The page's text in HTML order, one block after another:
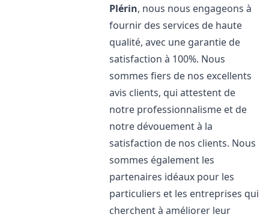
Plérin, nous nous engageons à
fournir des services de haute
qualité, avec une garantie de
satisfaction à 100%. Nous
sommes fiers de nos excellents
avis clients, qui attestent de
notre professionnalisme et de
notre dévouement à la
satisfaction de nos clients. Nous
sommes également les
partenaires idéaux pour les
particuliers et les entreprises qui
cherchent à améliorer leur